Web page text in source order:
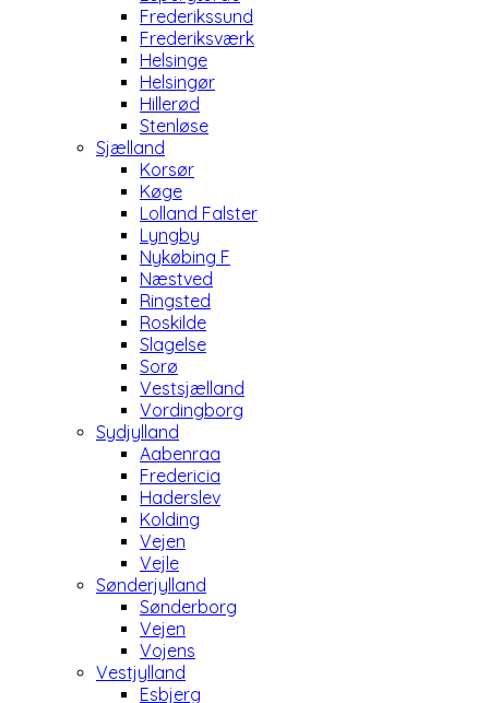
Frederikssund
Frederiksværk
Helsinge
Helsingør
Hillerød
Stenløse
Sjælland
Korsør
Køge
Lolland Falster
Lyngby
Nykøbing F
Næstved
Ringsted
Roskilde
Slagelse
Sorø
Vestsjælland
Vordingborg
Sydjylland
Aabenraa
Fredericia
Haderslev
Kolding
Vejen
Vejle
Sønderjylland
Sønderborg
Vejen
Vojens
Vestjylland
Esbjerg